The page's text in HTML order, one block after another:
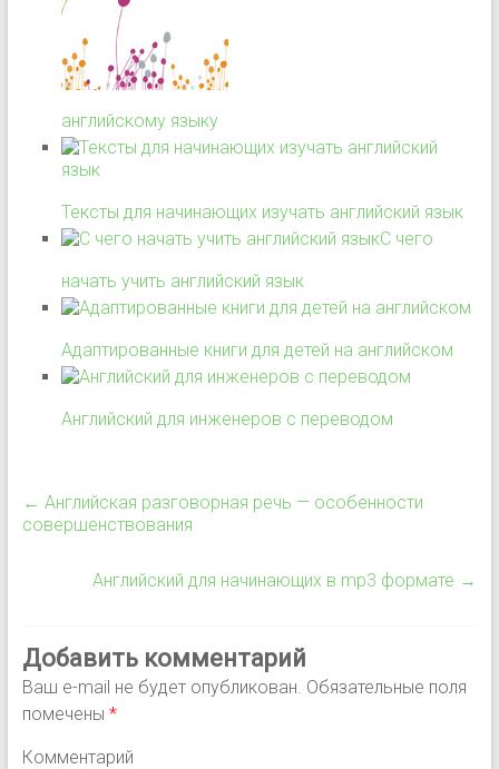
английскому языку
Тексты для начинающих изучать английский язык
С чего
начать учить английский язык
Адаптированные книги для детей на английском
Английский для инженеров с переводом
← Английская разговорная речь — особенности
совершенствования
Английский для начинающих в mp3 формате →
Добавить комментарий
Ваш e-mail не будет опубликован. Обязательные поля
помечены *
Комментарий